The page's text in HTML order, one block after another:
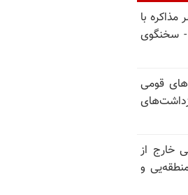
با
- سخنگوی
قومی
خارج از
و